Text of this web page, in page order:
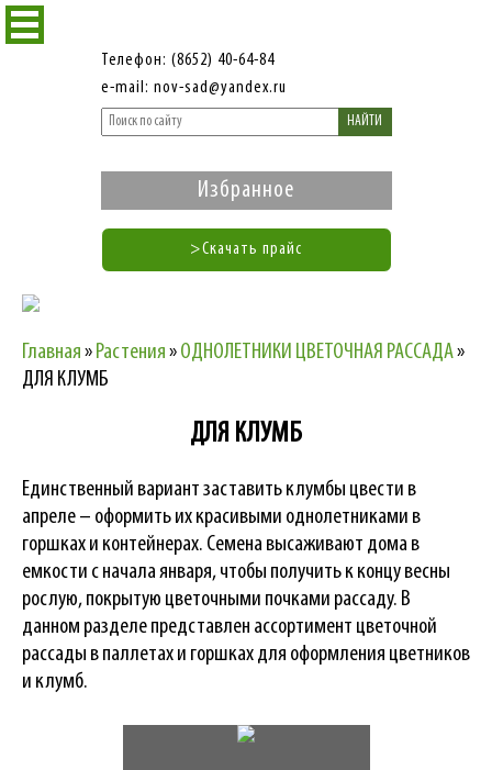
Телефон: (8652) 40-64-84
e-mail: nov-sad@yandex.ru
НАЙТИ
Избранное
>Скачать прайс
Главная» Растения»ОДНОЛЕТНИКИ ЦВЕТОЧНАЯ РАССАДА»
ДЛЯ КЛУМБ
ДЛЯ КЛУМБ
Единственный вариант заставить клумбы цвести в
апреле – оформить их красивыми однолетниками в
горшках и контейнерах. Семена высаживают дома в
емкости с начала января, чтобы получить к концу весны
рослую, покрытую цветочными почками рассаду. В
данном разделе представлен ассортимент цветочной
рассады в паллетах и горшках для оформления цветников
и клумб.